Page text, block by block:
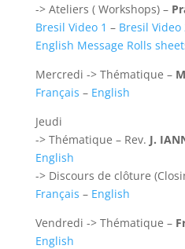
-> Ateliers ( Workshops) –
Bresil Video 1 – Bresil Video
English Message Rolls
Mercredi -> Thématique –
Français – English
Jeudi
-> Thématique – Rev. J.
English
-> Discours de clôture
Français – English
Vendredi -> Thématique –
English